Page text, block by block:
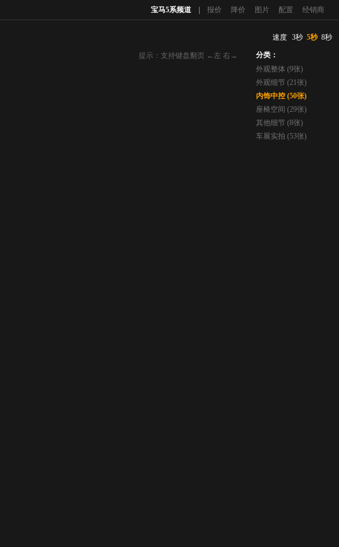
宝马5系频道 报价 降价 图片 配置 经销商
提示：支持键盘翻页 ←左 右→
速度 3秒 5秒 8秒
分类：
外观整体 (9张)
外观细节 (21张)
内饰中控 (50张)
座椅空间 (29张)
其他细节 (8张)
车展实拍 (53张)